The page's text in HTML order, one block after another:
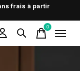
frais à partir
0items